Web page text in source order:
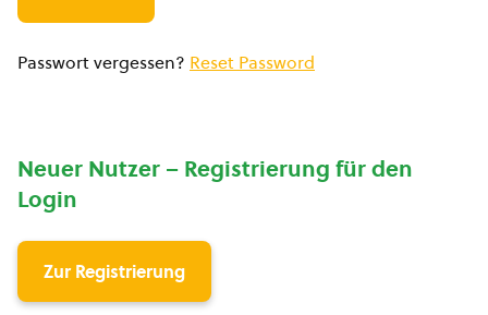
Passwort vergessen? Reset Password
Neuer Nutzer – Registrierung für den
Login
Zur Registrierung